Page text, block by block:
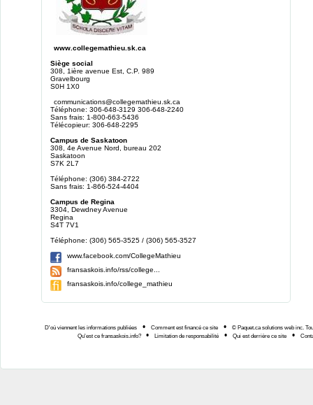
www.collegemathieu.sk.ca
Siège social
308, 1ière avenue Est, C.P. 989
Gravelbourg
S0H 1X0
communications@collegemathieu.sk.ca
Téléphone: 306-648-3129 306-648-2240
Sans frais: 1-800-663-5436
Télécopieur: 306-648-2295
Campus de Saskatoon
308, 4e Avenue Nord, bureau 202
Saskatoon
S7K 2L7
Téléphone: (306) 384-2722
Sans frais: 1-866-524-4404
Campus de Regina
3304, Dewdney Avenue
Regina
S4T 7V1
Téléphone: (306) 565-3525 / (306) 565-3527
www.facebook.com/CollegeMathieu
fransaskois.info/rss/college...
fransaskois.info/college_mathieu
D'où viennent les informations publiées • Comment est financé ce site •
© Paquet.ca solutions web inc.
Qu'est ce fransaskois.info?
• Limitation de responsabilité • Qui est derrière ce site •